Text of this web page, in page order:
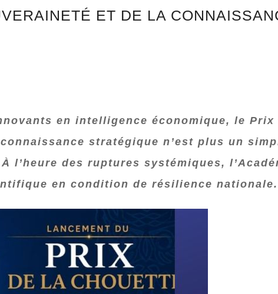
ET DE LA
en intelligence économique, le Prix
stratégique n’est plus un
l’heure des ruptures systémiques,
en condition de résilience nationale.